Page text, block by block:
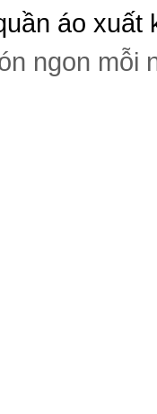
áo xuất
ngon mỗi